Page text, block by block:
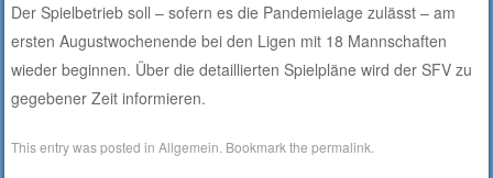
Der Spielbetrieb soll – sofern es die Pandemielage zulässt – am
ersten Augustwochenende bei den Ligen mit 18 Mannschaften
wieder beginnen. Über die detaillierten Spielpläne wird der SFV zu
gegebener Zeit informieren.
This entry was posted inAllgemein . Bookmark thepermalink